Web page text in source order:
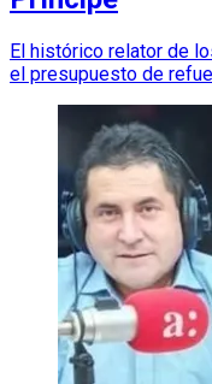
El histórico relator de
el presupuesto de